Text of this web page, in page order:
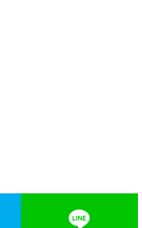
Twitterでシェア